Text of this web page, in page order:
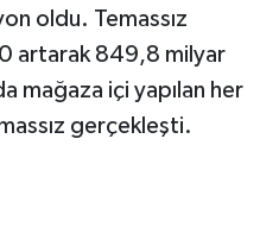
oldu. Temassız
artarak 849,8 milyar
mağaza içi yapılan her
gerçekleşti.